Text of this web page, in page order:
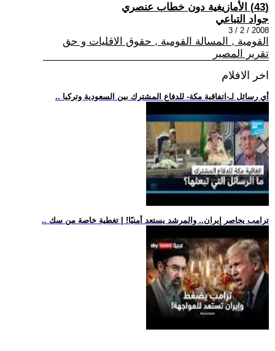
(43) الأمازيغية دون خطاب عنصري
جواد التباعي
2008 / 2 / 3
القومية , المسالة القومية , حقوق الاقليات و حق
تقرير المصير
اخر الافلام
.. أي رسائل لـ-اتفاقية مكة- للدفاع المشترك بين السعودية وتركيا
.. ترامب يحاصر إيران.. والمرشد يستعد أمنيًا! | تغطية خاصة من سك